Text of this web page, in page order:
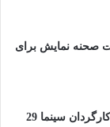
صحنه نمایش برای
درگذشت رضا امینیان دستیار کارگردان سینما 29